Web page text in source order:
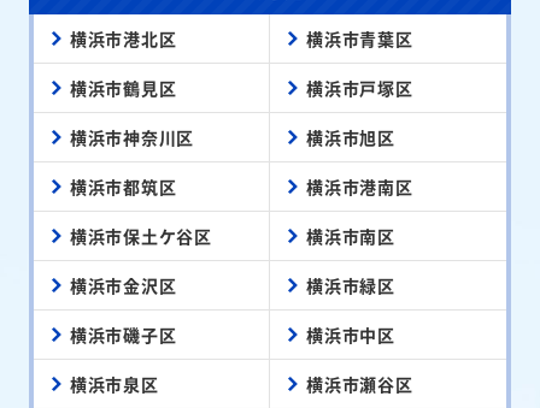
横浜市港北区 横浜市青葉区
横浜市鶴見区 横浜市戸塚区
横浜市神奈川区 横浜市旭区
横浜市都筑区 横浜市港南区
横浜市保土ケ谷区 横浜市南区
横浜市金沢区 横浜市緑区
横浜市磯子区 横浜市中区
横浜市泉区 横浜市瀬谷区